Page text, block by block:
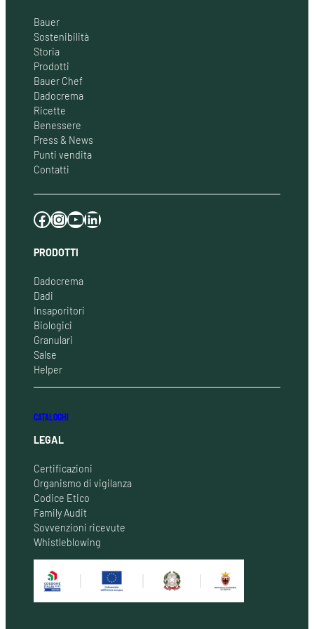
Bauer
Sostenibilità
Storia
Prodotti
Bauer Chef
Dadocrema
Ricette
Benessere
Press & News
Punti vendita
Contatti
Facebook Instagram YouTube LinkedIn
PRODOTTI
Dadocrema
Dadi
Insaporitori
Biologici
Granulari
Salse
Helper
CATALOGHI
LEGAL
Certificazioni
Organismo di vigilanza
Codice Etico
Family Audit
Sovvenzioni ricevute
Whistleblowing